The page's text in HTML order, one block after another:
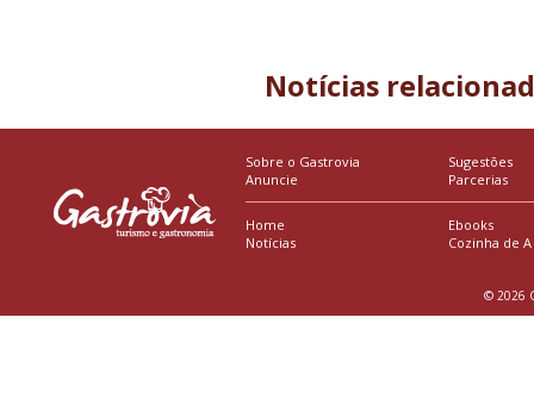
Notícias
Sobre o Gastrovia
Anuncie
Sugestões
Parcerias
Home
Notícias
Ebooks
Cozinha de A
© 2026